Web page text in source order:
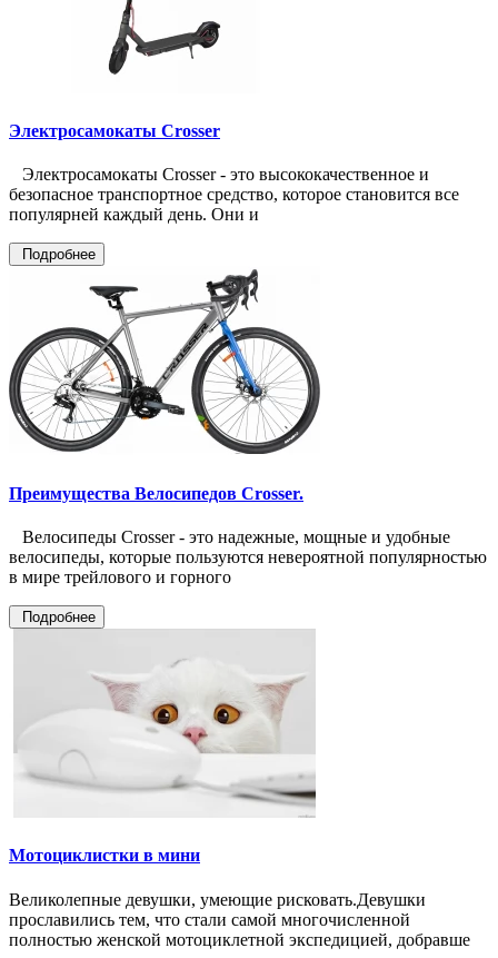
Электросамокаты Crosser
Электросамокаты Crosser - это высококачественное и
безопасное транспортное средство, которое становится все
популярней каждый день. Они и
Подробнее
Преимущества Велосипедов Crosser.
Велосипеды Crosser - это надежные, мощные и удобные
велосипеды, которые пользуются невероятной популярностью
в мире трейлового и горного
Подробнее
Мотоциклистки в мини
Великолепные девушки, умеющие рисковать.Девушки
прославились тем, что стали самой многочисленной
полностью женской мотоциклетной экспедицией, добравше